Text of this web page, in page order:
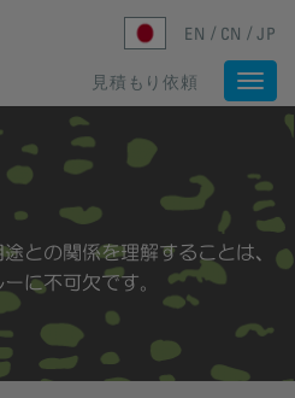
EN CN JP
見積もり依頼
との関係を理解することは、
に不可欠です。